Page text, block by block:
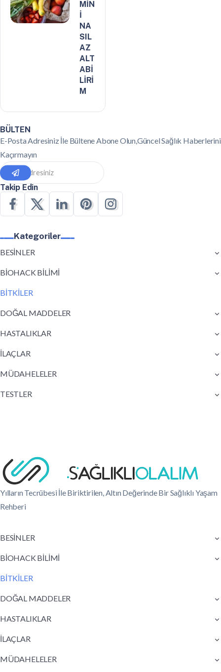
MİN
İ
NA
SIL
AZ
ALT
ABİ
LİRİ
M
BÜLTEN
E-Posta Adresiniz İle Bültene Abone Olun,Güncel Sağlık Haberlerini
Kaçırmayın
Takip Edin
Kategoriler
BESİNLER
BİOHACK BİLİMİ
BİTKİLER
DOĞAL MADDELER
HASTALIKLAR
İLAÇLAR
MÜDAHELELER
TESTLER
Yılların Tecrübesi İle Biriktirilen, Altın Değerinde Bir Sağlıklı Yaşam
Rehberi
BESİNLER
BİOHACK BİLİMİ
BİTKİLER
DOĞAL MADDELER
HASTALIKLAR
İLAÇLAR
MÜDAHELELER